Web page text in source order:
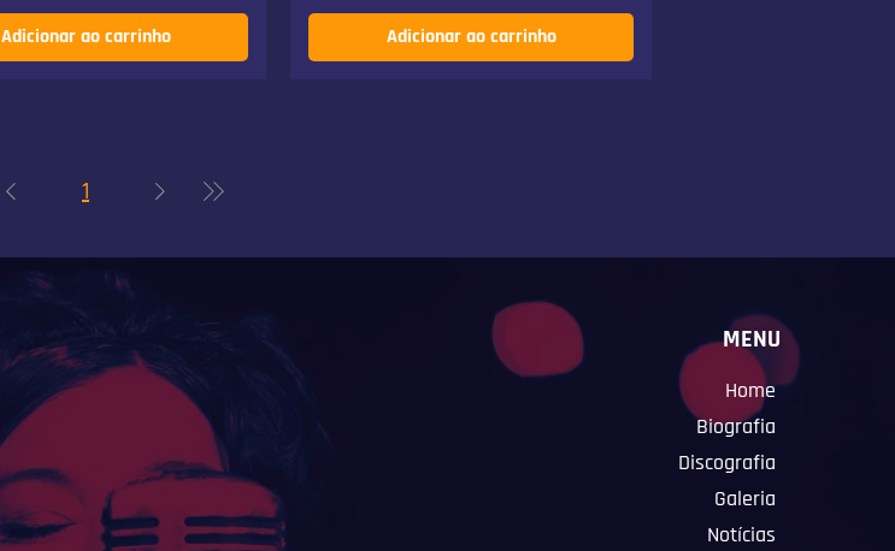
Adicionar ao carrinho Adicionar ao carrinho
1
MENU
Home
Biografia
Discografia
Galeria
Notícias